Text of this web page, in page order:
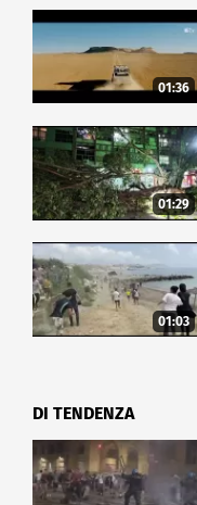
01:36
01:29
01:03
DI TENDENZA